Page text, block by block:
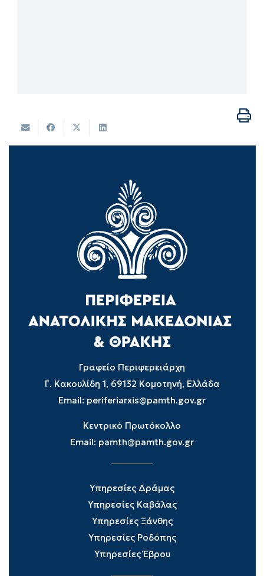
Γραφείο Περιφερειάρχη
Γ. Κακουλίδη 1, 69132 Κομοτηνή, Ελλάδα
Email: periferiarxis@pamth.gov.gr
Κεντρικό Πρωτόκολλο
Email: pamth@pamth.gov.gr
Υπηρεσίες Δράμας
Υπηρεσίες Καβάλας
Υπηρεσίες Ξάνθης
Υπηρεσίες Ροδόπης
Υπηρεσίες Έβρου